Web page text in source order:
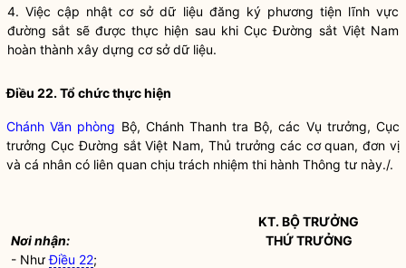
4. Việc cập nhật cơ sở dữ liệu đăng ký phương tiện lĩnh vực
đường sắt sẽ được thực hiện sau khi Cục Đường sắt Việt Nam
hoàn thành xây dựng cơ sở dữ liệu.
Điều 22. Tổ chức thực hiện
Chánh Văn phòng Bộ, Chánh Thanh tra Bộ, các Vụ trưởng, Cục
trưởng Cục Đường sắt Việt Nam, Thủ trưởng các cơ quan, đơn vị
và cá nhân có liên quan chịu trách nhiệm thi hành Thông tư này./.
Nơi nhận:
- NhưĐiều 22;
KT.BỘ TRƯỞNG
THỨ TRƯỞNG